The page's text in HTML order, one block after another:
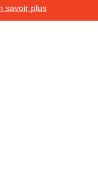
savoir plus